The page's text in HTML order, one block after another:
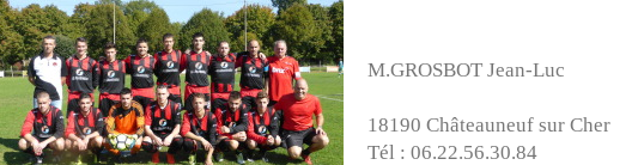
M.GROSBOT Jean-Luc
18190 Châteauneuf sur Cher
Tél : 06.22.56.30.84